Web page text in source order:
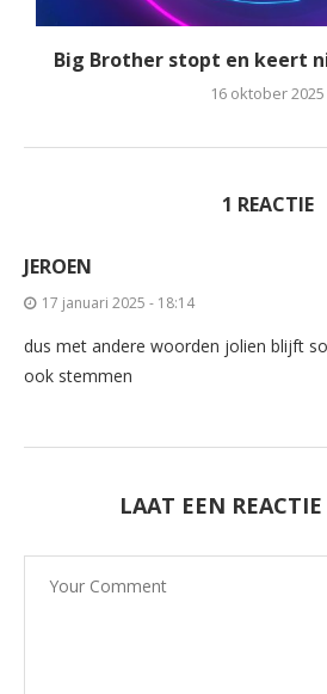
Big Brother stopt en keert
16 oktober 2025
1 REACTIE
JEROEN
17 januari 2025 - 18:14
dus met andere woorden jolien blijft
ook stemmen
LAAT EEN